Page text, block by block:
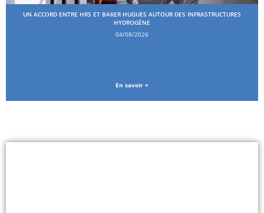
UN ACCORD ENTRE HRS ET BAKER HUGUES AUTOUR DES INFRASTRUCTURES
HYDROGÈNE
04/08/2026
En savoir +